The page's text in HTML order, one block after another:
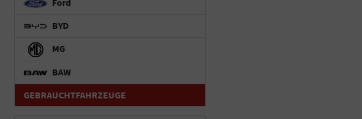
BYD
MG
BAW
GEBRAUCHTFAHRZEUGE